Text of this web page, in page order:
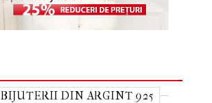
BIJUTERII DIN ARGINT 925